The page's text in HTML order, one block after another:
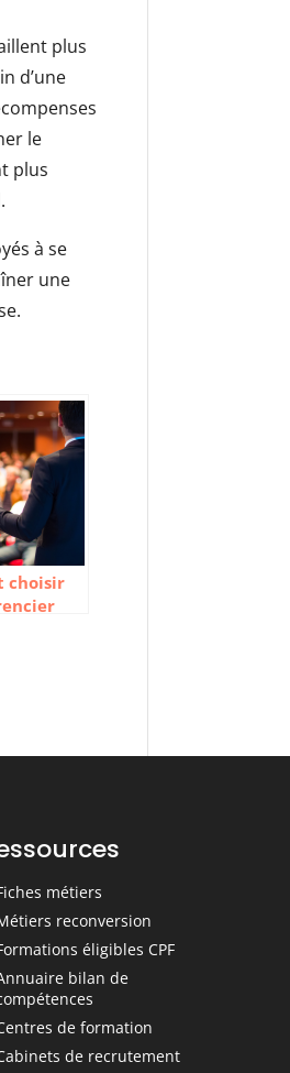
plus
d’une
le
plus
à se
une
choisir
métiers
reconversion
éligibles CPF
bilan de
de formation
de recrutement